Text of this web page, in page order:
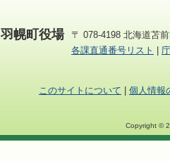
羽幌町役場
〒 078-4198 北海道苫
各課直通番号リスト
このサイトについて 個人情報
Copyright ©